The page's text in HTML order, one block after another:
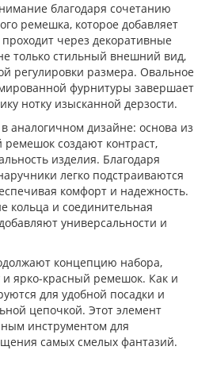
благодаря сочетанию
ремешка, которое добавляет
через декоративные
только стильный внешний вид,
регулировки размера. Овальное
фурнитуры завершает
нотку изысканной дерзости.
аналогичном дизайне: основа из
создают контраст,
изделия. Благодаря
легко подстраиваются
комфорт и надежность.
кольца и соединительная
универсальности и
концепцию набора,
ярко-красный ремешок. Как и
для удобной посадки и
цепочкой. Этот элемент
инструментом для
самых смелых фантазий.